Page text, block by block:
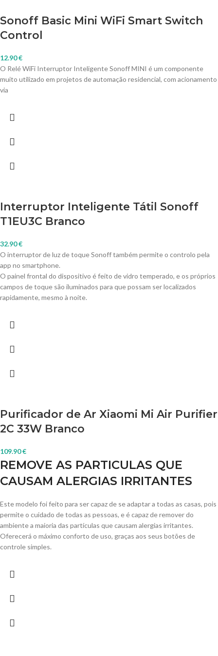
Sonoff Basic Mini WiFi Smart Switch
Control
12.90€
O Relé WiFi Interruptor Inteligente Sonoff MINI é um componente
muito utilizado em projetos de automação residencial, com acionamento
via
Interruptor Inteligente Tátil Sonoff
T1EU3C Branco
32.90€
O interruptor de luz de toque Sonoff também permite o controlo pela
app no smartphone.
O painel frontal do dispositivo é feito de vidro temperado, e os próprios
campos de toque são iluminados para que possam ser localizados
rapidamente, mesmo à noite.
Purificador de Ar Xiaomi Mi Air Purifier
2C 33W Branco
109.90€
REMOVE AS PARTICULAS QUE
CAUSAM ALERGIAS IRRITANTES
Este modelo foi feito para ser capaz de se adaptar a todas as casas, pois
permite o cuidado de todas as pessoas, e é capaz de remover do
ambiente a maioria das partículas que causam alergias irritantes.
Oferecerá o máximo conforto de uso, graças aos seus botões de
controle simples.